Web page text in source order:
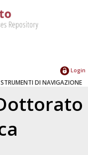
Login
STRUMENTI DI NAVIGAZIONE